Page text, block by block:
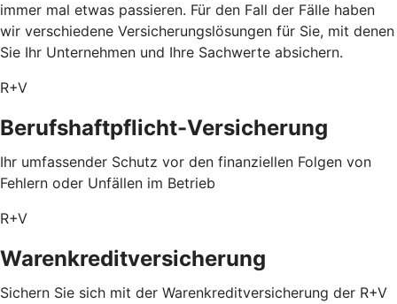
immer mal etwas passieren. Für den Fall der Fälle haben
wir verschiedene Versicherungslösungen für Sie, mit denen
Sie Ihr Unternehmen und Ihre Sachwerte absichern.
R+V
Berufshaftpflicht-Versicherung
Ihr umfassender Schutz vor den finanziellen Folgen von
Fehlern oder Unfällen im Betrieb
R+V
Warenkreditversicherung
Sichern Sie sich mit der Warenkreditversicherung der R+V